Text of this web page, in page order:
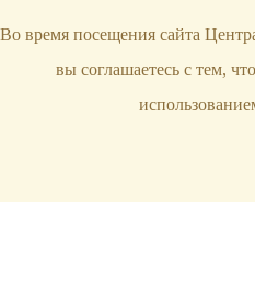
bibl-serv@mail.ru
Во время посещения сайта
вы соглашаетесь с тем,